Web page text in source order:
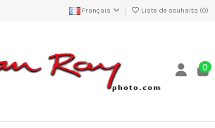
Français Liste de souhaits (0)
0